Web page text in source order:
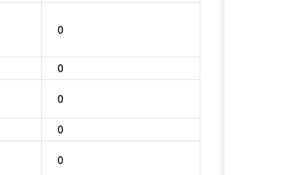
0
0
0
0
0